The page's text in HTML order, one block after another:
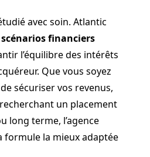
avec soin. Atlantic
scénarios financiers
l’équilibre des intérêts
Que vous soyez
sécuriser vos revenus,
un placement
long terme, l’agence
formule la mieux adaptée